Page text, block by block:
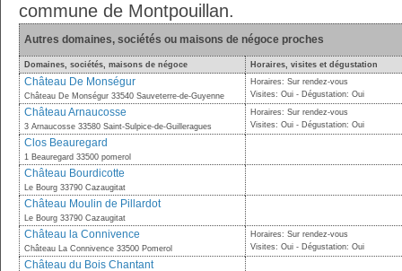
commune de Montpouillan.
Autres domaines, sociétés ou maisons de négoce proches
Domaines, sociétés, maisons de négoce Horaires, visites et dégustation
Château De Monségur
Château De Monségur 33540 Sauveterre-de-Guyenne
Horaires: Sur rendez-vous
Visites: Oui - Dégustation: Oui
Château Arnaucosse
3 Arnaucosse 33580 Saint-Sulpice-de-Guilleragues
Horaires: Sur rendez-vous
Visites: Oui - Dégustation: Oui
Clos Beauregard
1 Beauregard 33500 pomerol
Château Bourdicotte
Le Bourg 33790 Cazaugitat
Château Moulin de Pillardot
Le Bourg 33790 Cazaugitat
Château la Connivence
Château La Connivence 33500 Pomerol
Horaires: Sur rendez-vous
Visites: Oui - Dégustation: Oui
Château du Bois Chantant